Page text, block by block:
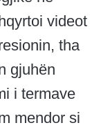
videot
tha
gjuhën
i termave
mendor si